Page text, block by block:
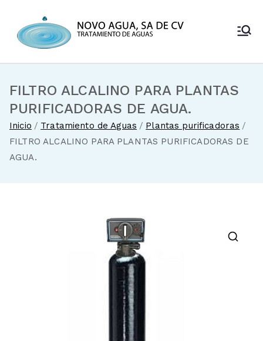
contenido
Novo Agua
de aguas
FILTRO ALCALINO PARA PLANTAS
PURIFICADORAS DE AGUA.
Inicio Tratamiento de Aguas
Plantas purificadoras
FILTRO ALCALINO PARA PLANTAS PURIFICADORAS DE
AGUA.